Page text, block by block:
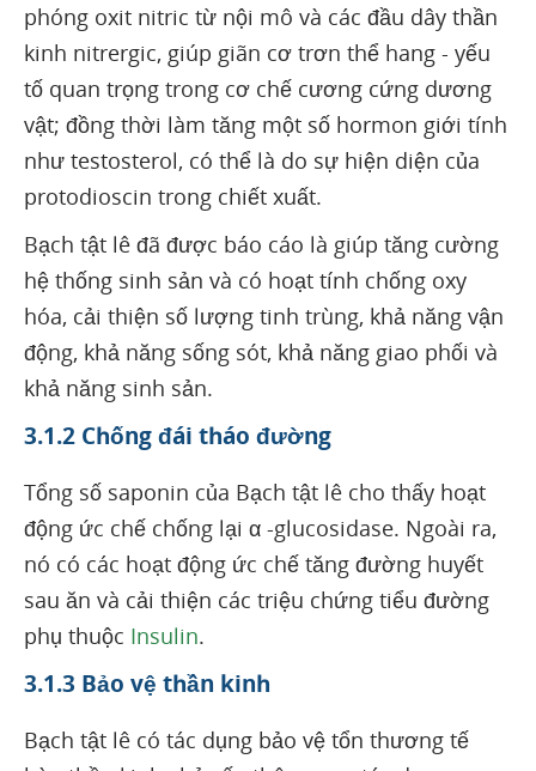
phóng oxit nitric từ nội mô và các đầu dây thần
kinh nitrergic, giúp giãn cơ trơn thể hang - yếu
tố quan trọng trong cơ chế cương cứng dương
vật; đồng thời làm tăng một số hormon giới tính
như testosterol, có thể là do sự hiện diện của
protodioscin trong chiết xuất.
Bạch tật lê đã được báo cáo là giúp tăng cường
hệ thống sinh sản và có hoạt tính chống oxy
hóa, cải thiện số lượng tinh trùng, khả năng vận
động, khả năng sống sót, khả năng giao phối và
khả năng sinh sản.
3.1.2 Chống đái tháo đường
Tổng số saponin của Bạch tật lê cho thấy hoạt
động ức chế chống lại α -glucosidase. Ngoài ra,
nó có các hoạt động ức chế tăng đường huyết
sau ăn và cải thiện các triệu chứng tiểu đường
phụ thuộc Insulin.
3.1.3 Bảo vệ thần kinh
Bạch tật lê có tác dụng bảo vệ tổn thương tế